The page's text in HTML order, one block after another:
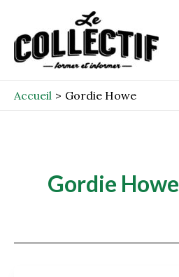
contenu
Accueil Gordie Howe
Gordie Howe